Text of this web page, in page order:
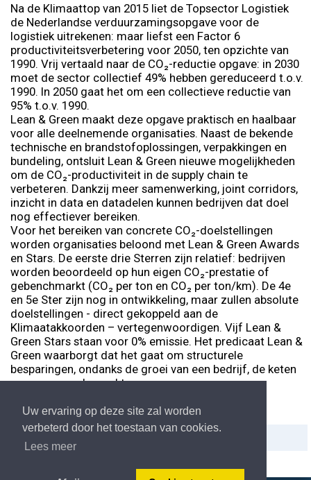
Uw ervaring op deze site zal worden
verbeterd door het toestaan van cookies.
Lees meer
Na de Klimaattop van 2015 liet de Topsector Logistiek
de Nederlandse verduurzamingsopgave voor de
logistiek uitrekenen: maar liefst een Factor 6
productiviteitsverbetering voor 2050, ten opzichte van
1990. Vrij vertaald naar de CO₂-reductie opgave: in 2030
moet de sector collectief 49% hebben gereduceerd t.o.v.
1990. In 2050 gaat het om een collectieve reductie van
95% t.o.v. 1990.
Lean & Green maakt deze opgave praktisch en haalbaar
voor alle deelnemende organisaties. Naast de bekende
technische en brandstofoplossingen, verpakkingen en
bundeling, ontsluit Lean & Green nieuwe mogelijkheden
om de CO₂-productiviteit in de supply chain te
verbeteren. Dankzij meer samenwerking, joint corridors,
inzicht in data en datadelen kunnen bedrijven dat doel
nog effectiever bereiken.
Voor het bereiken van concrete CO₂-doelstellingen
worden organisaties beloond met Lean & Green Awards
en Stars. De eerste drie Sterren zijn relatief: bedrijven
worden beoordeeld op hun eigen CO₂-prestatie of
gebenchmarkt (CO₂ per ton en CO₂ per ton/km). De 4e
en 5e Ster zijn nog in ontwikkeling, maar zullen absolute
doelstellingen - direct gekoppeld aan de
Klimaatakkoorden – vertegenwoordigen. Vijf Lean &
Green Stars staan voor 0% emissie. Het predicaat Lean &
Green waarborgt dat het gaat om structurele
besparingen, ondanks de groei van een bedrijf, de keten
en vraag van de markt.